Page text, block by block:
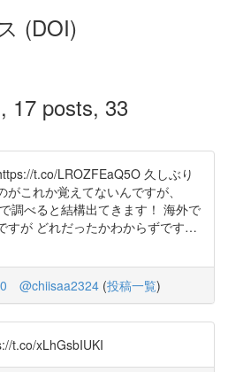
(DOI)
17 posts, 33
t.co/LROZFEaQ5O 久しぶり
これか覚えてないんですが、
調べると結構出てきます！ 海外で
すが どれだったかわからずです…
@chiisaa2324 (投稿一覧)
t.co/xLhGsbIUKI